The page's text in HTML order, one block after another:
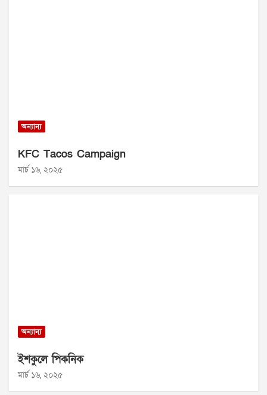
অন্যান্য
KFC Tacos Campaign
মার্চ ১৬, ২০২৫
অন্যান্য
ইশকুলে পিকনিক
মার্চ ১৬, ২০২৫